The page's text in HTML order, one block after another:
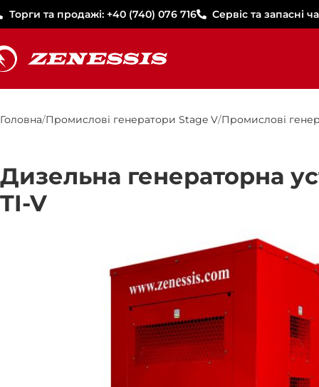
Торги та продажі: +40 (740) 076 716 Сервіс та запасні
Головна Промислові генератори Stage V Промислові
Дизельна генераторна
TI-V